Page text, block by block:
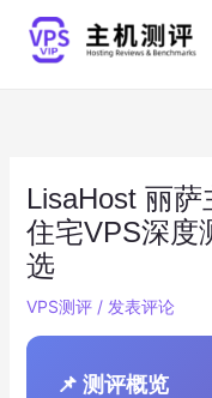
LisaHost 丽
住宅VPS深度
选
VPS测评/ 发表评论
📌 测评概览